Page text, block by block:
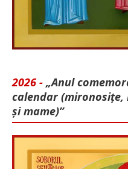
2026 - „Anul
calendar
și mame)”